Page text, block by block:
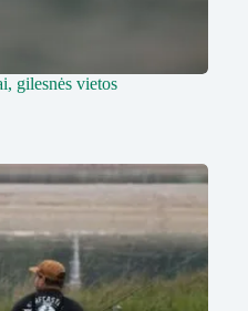
gilesnės vietos